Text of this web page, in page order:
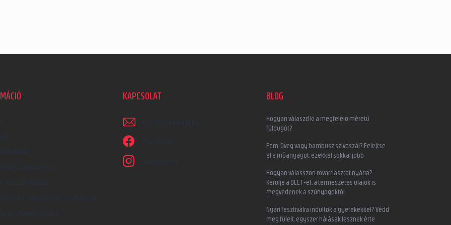
tájékoztató
visszaküldése
és reklamációs szabályzat
és fizetés módja
KAPCSOLAT
irjon @ earplugs.hu
Facebook
earplugs.hu
BLOG
Hogyan válaszd ki a megfelelő méretű
füldugót?
Fém, üveg vagy bambusz szívószál? Felejtse
el a műanyagot, ezekkel sokkal jobb
Hogyan válasszon rovarriasztót nyárra?
Kerülje a DEET-et, a természetes olajok is
megvédenek a szúnyogoktól
Nyári fesztiválra indultok a gyerekekkel? Védd
meg füleit, egyszer hálásak lesznek érte